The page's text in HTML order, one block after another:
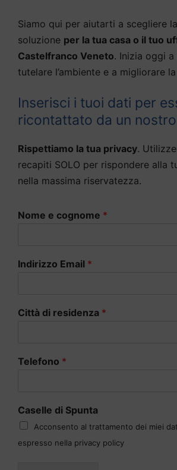
Siamo qui per aiutarti a scegliere
soluzione per la tua casa o il tuo
Castelfranco Veneto. Inizia oggi a
tutelare l’ambiente e a migliorare
Inserisci i tuoi dati per
ricontattato da un
Rispettiamo la tua privacy.
recapiti SOLO per rispondere alla
nella massima riservatezza.
Nome e cognome *
Indirizzo Email *
Città di residenza *
Telefono *
Caselle di Spunta
Acconsento al trattamento dei miei
espresso nella privacy policy